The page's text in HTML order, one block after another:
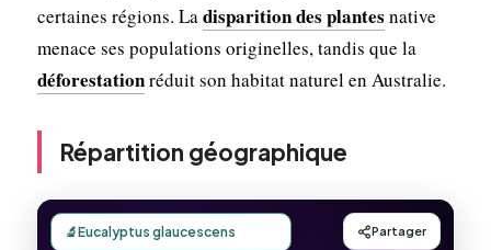
certaines régions. Ladisparition des plantes native
menace ses populations originelles, tandis que la
déforestationréduit son habitat naturel en Australie.
Répartition géographique